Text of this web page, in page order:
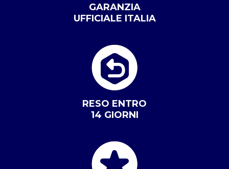
GARANZIA
UFFICIALE ITALIA
RESO ENTRO
14 GIORNI